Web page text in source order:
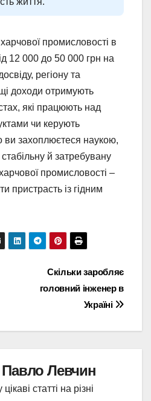
промисловості в
12 000 до 50 000 грн на
регіону та
доходи отримують
які працюють над
чи керують
захоплюєтеся наукою,
й затребувану
промисловості –
пристрасть із гідним
Скільки заробляє
головний інженер в
Україні
Павло Левчин
статті на різні